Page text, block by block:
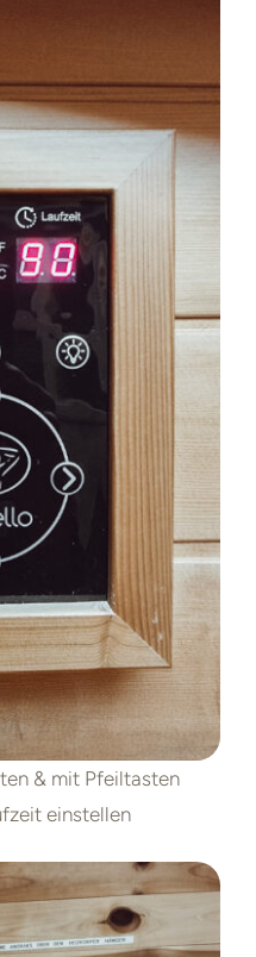
& mit Pfeiltasten
einstellen